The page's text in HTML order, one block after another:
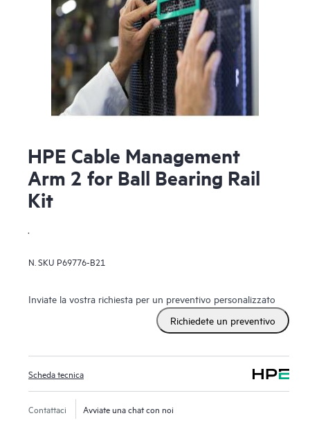
HPE Cable Management
Arm 2 for Ball Bearing Rail
Kit
.
N. SKU P69776-B21
Inviate la vostra richiesta per un preventivo personalizzato
Richiedete un preventivo
Scheda tecnica
Contattaci Avviate una chat con noi